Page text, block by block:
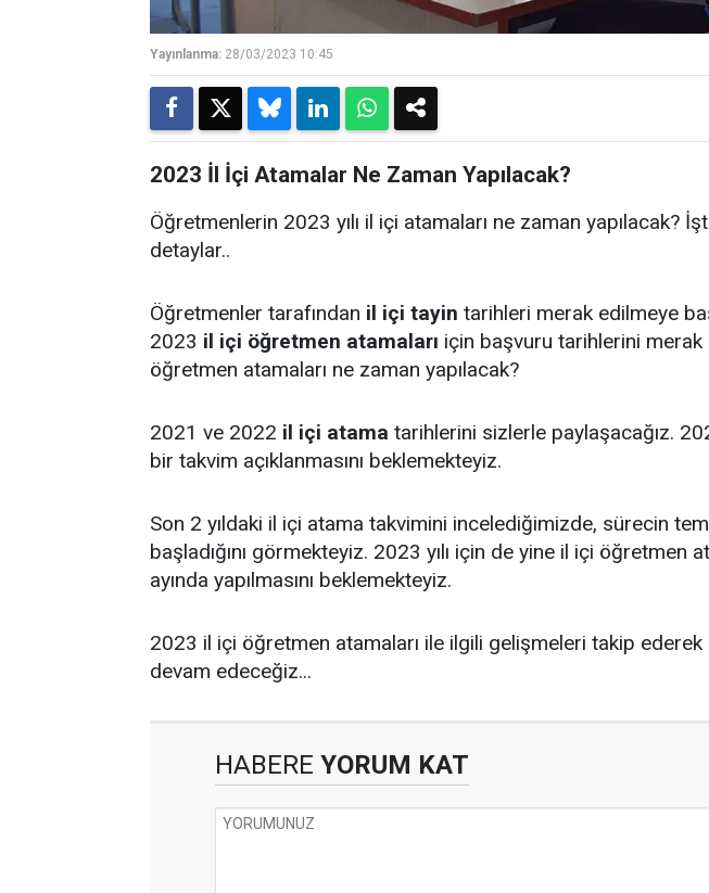
Yayınlanma: 28/03/2023 10:45
2023 İl İçi Atamalar Ne Zaman Yapılacak?
Öğretmenlerin 2023 yılı il içi atamaları ne zaman yapılacak?
detaylar..
Öğretmenler tarafından il içi tayin tarihleri merak edilmeye
2023 il içi öğretmen atamaları için başvuru tarihlerini merak
öğretmen atamaları ne zaman yapılacak?
2021 ve 2022 il içi atama tarihlerini sizlerle paylaşacağız.
bir takvim açıklanmasını beklemekteyiz.
Son 2 yıldaki il içi atama takvimini incelediğimizde, sürecin
başladığını görmekteyiz. 2023 yılı için de yine il içi öğretmen
ayında yapılmasını beklemekteyiz.
2023 il içi öğretmen atamaları ile ilgili gelişmeleri takip
devam edeceğiz...
HABERE YORUM KAT